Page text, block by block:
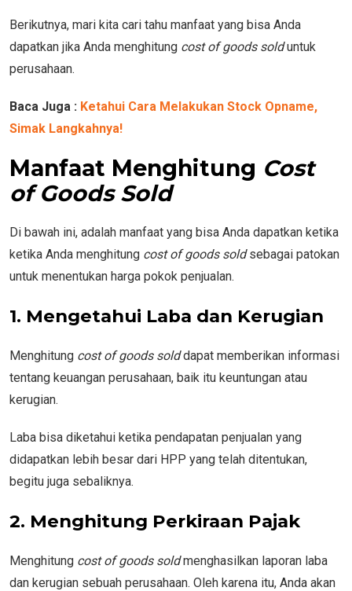
Berikutnya, mari kita cari tahu manfaat yang bisa Anda
dapatkan jika Anda menghitung cost of goods solduntuk
perusahaan.
Baca Juga : Ketahui Cara Melakukan Stock Opname,
Simak Langkahnya!
Manfaat Menghitung Cost
of Goods Sold
Di bawah ini, adalah manfaat yang bisa Anda dapatkan ketika
ketika Anda menghitung cost of goods soldsebagai patokan
untuk menentukan harga pokok penjualan.
1. Mengetahui Laba dan Kerugian
Menghitung cost of goods solddapat memberikan informasi
tentang keuangan perusahaan, baik itu keuntungan atau
kerugian.
Laba bisa diketahui ketika pendapatan penjualan yang
didapatkan lebih besar dari HPP yang telah ditentukan,
begitu juga sebaliknya.
2. Menghitung Perkiraan Pajak
Menghitung cost of goods soldmenghasilkan laporan laba
dan kerugian sebuah perusahaan. Oleh karena itu, Anda akan